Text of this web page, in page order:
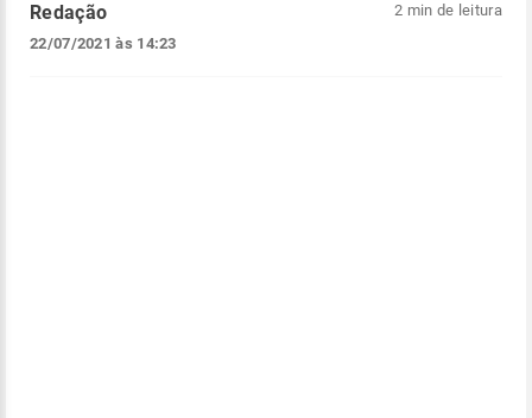
Redação
22/07/2021 às 14:23
2 min de leitura